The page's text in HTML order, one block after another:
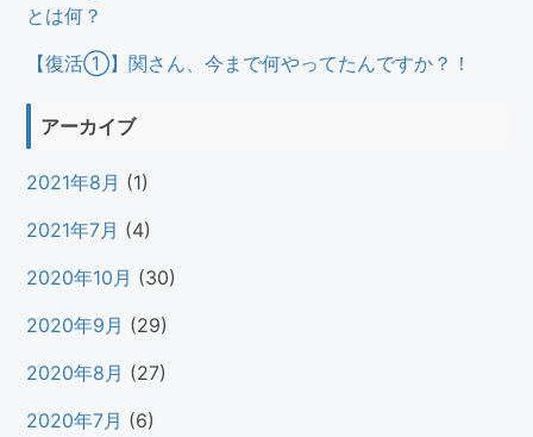
とは何？
【復活①】関さん、今まで何やってたんですか？！
アーカイブ
2021年8月 (1)
2021年7月 (4)
2020年10月 (30)
2020年9月 (29)
2020年8月 (27)
2020年7月 (6)